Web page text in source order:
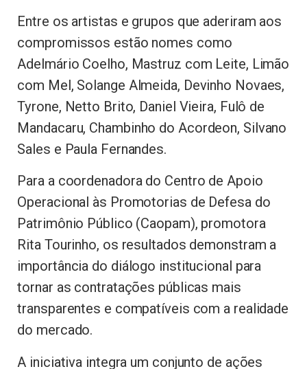
Entre os artistas e grupos que aderiram aos
compromissos estão nomes como
Adelmário Coelho, Mastruz com Leite, Limão
com Mel, Solange Almeida, Devinho Novaes,
Tyrone, Netto Brito, Daniel Vieira, Fulô de
Mandacaru, Chambinho do Acordeon, Silvano
Sales e Paula Fernandes.
Para a coordenadora do Centro de Apoio
Operacional às Promotorias de Defesa do
Patrimônio Público (Caopam), promotora
Rita Tourinho, os resultados demonstram a
importância do diálogo institucional para
tornar as contratações públicas mais
transparentes e compatíveis com a realidade
do mercado.
A iniciativa integra um conjunto de ações